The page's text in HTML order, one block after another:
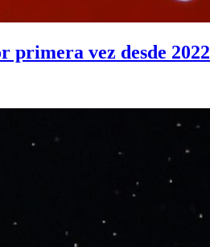
primera vez desde 2022